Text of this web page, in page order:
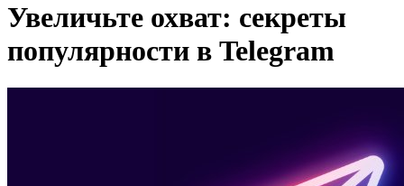
Увеличьте охват: секреты
популярности в Telegram